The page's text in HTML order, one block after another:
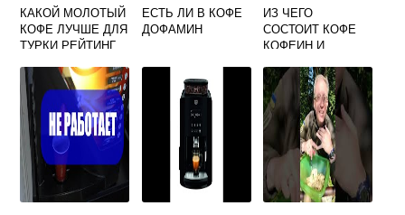
КАКОЙ МОЛОТЫЙ
КОФЕ ЛУЧШЕ ДЛЯ
ТУРКИ РЕЙТИНГ
ЕСТЬ ЛИ В КОФЕ
ДОФАМИН
ИЗ ЧЕГО
СОСТОИТ КОФЕ
КОФЕИН И